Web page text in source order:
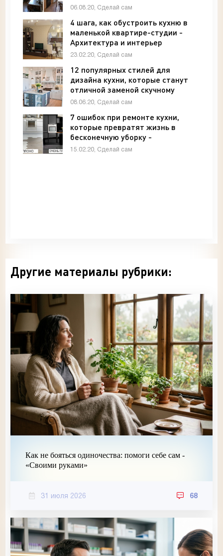
06.08.20, Сделай сам
4 шага, как обустроить кухню в
маленькой квартире-студии -
Архитектура и интерьер
23.02.20, Сделай сам
12 популярных стилей для
дизайна кухни, которые станут
отличной заменой скучному
«совку» - Архитектура и интерьер
08.06.20, Сделай сам
7 ошибок при ремонте кухни,
которые превратят жизнь в
бесконечную уборку -
Архитектура и интерьер
15.02.20, Сделай сам
Другие материалы рубрики:
Как не бояться одиночества: помоги себе сам -
«Своими руками»
31 июля 2026 68